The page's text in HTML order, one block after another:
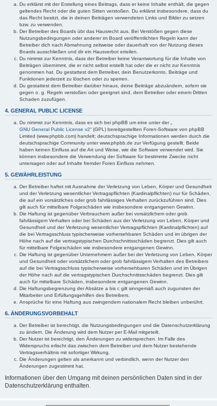
Du erklärst mit der Erstellung eines Beitrags, dass er keine Inhalte enthält, die gegen
geltendes Recht oder die guten Sitten verstoßen. Du erklärst insbesondere, dass du
das Recht besitzt, die in deinen Beiträgen verwendeten Links und Bilder zu setzen
bzw. zu verwenden.
Der Betreiber des Boards übt das Hausrecht aus. Bei Verstößen gegen diese
Nutzungsbedingungen oder anderer im Board veröffentlichten Regeln kann der
Betreiber dich nach Abmahnung zeitweise oder dauerhaft von der Nutzung dieses
Boards ausschließen und dir ein Hausverbot erteilen.
Du nimmst zur Kenntnis, dass der Betreiber keine Verantwortung für die Inhalte von
Beiträgen übernimmt, die er nicht selbst erstellt hat oder die er nicht zur Kenntnis
genommen hat. Du gestattest dem Betreiber, dein Benutzerkonto, Beiträge und
Funktionen jederzeit zu löschen oder zu sperren.
Du gestattest dem Betreiber darüber hinaus, deine Beiträge abzuändern, sofern sie
gegen o. g. Regeln verstoßen oder geeignet sind, dem Betreiber oder einem Dritten
Schaden zuzufügen.
4. GENERAL PUBLIC LICENSE
Du nimmst zur Kenntnis, dass es sich bei phpBB um eine unter der „
GNU General Public License v2“ (GPL) bereitgestellten Foren-Software von phpBB
Limited (www.phpbb.com) handelt; deutschsprachige Informationen werden durch die
deutschsprachige Community unter www.phpbb.de zur Verfügung gestellt. Beide
haben keinen Einfluss auf die Art und Weise, wie die Software verwendet wird. Sie
können insbesondere die Verwendung der Software für bestimmte Zwecke nicht
untersagen oder auf Inhalte fremder Foren Einfluss nehmen.
5. GEWÄHRLEISTUNG
Der Betreiber haftet mit Ausnahme der Verletzung von Leben, Körper und Gesundheit
und der Verletzung wesentlicher Vertragspflichten (Kardinalpflichten) nur für Schäden,
die auf ein vorsätzliches oder grob fahrlässiges Verhalten zurückzuführen sind. Dies
gilt auch für mittelbare Folgeschäden wie insbesondere entgangenen Gewinn.
Die Haftung ist gegenüber Verbrauchern außer bei vorsätzlichem oder grob
fahrlässigem Verhalten oder bei Schäden aus der Verletzung von Leben, Körper und
Gesundheit und der Verletzung wesentlicher Vertragspflichten (Kardinalpflichten) auf
die bei Vertragsschluss typischerweise vorhersehbaren Schäden und im übrigen der
Höhe nach auf die vertragstypischen Durchschnittsschäden begrenzt. Dies gilt auch
für mittelbare Folgeschäden wie insbesondere entgangenen Gewinn.
Die Haftung ist gegenüber Unternehmern außer bei der Verletzung von Leben, Körper
und Gesundheit oder vorsätzlichem oder grob fahrlässigem Verhalten des Betreibers
auf die bei Vertragsschluss typischerweise vorhersehbaren Schäden und im Übrigen
der Höhe nach auf die vertragstypischen Durchschnittsschäden begrenzt. Dies gilt
auch für mittelbare Schäden, insbesondere entgangenen Gewinn.
Die Haftungsbegrenzung der Absätze a bis c gilt sinngemäß auch zugunsten der
Mitarbeiter und Erfüllungsgehilfen des Betreibers.
Ansprüche für eine Haftung aus zwingendem nationalem Recht bleiben unberührt.
6. ÄNDERUNGSVORBEHALT
Der Betreiber ist berechtigt, die Nutzungsbedingungen und die Datenschutzerklärung
zu ändern. Die Änderung wird dem Nutzer per E-Mail mitgeteilt.
Der Nutzer ist berechtigt, den Änderungen zu widersprechen. Im Falle des
Widerspruchs erlischt das zwischen dem Betreiber und dem Nutzer bestehende
Vertragsverhältnis mit sofortiger Wirkung.
Die Änderungen gelten als anerkannt und verbindlich, wenn der Nutzer den
Änderungen zugestimmt hat.
Informationen über den Umgang mit deinen persönlichen Daten sind in der
Datenschutzerklärung enthalten.